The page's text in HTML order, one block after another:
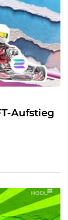
Aufstieg